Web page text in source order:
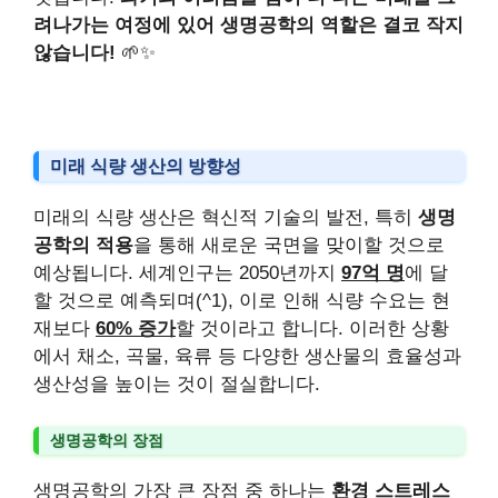
려나가는 여정에 있어 생명공학의 역할은 결코 작지
않습니다! 🌱✨
미래 식량 생산의 방향성
미래의 식량 생산은 혁신적 기술의 발전, 특히 생명
공학의 적용을 통해 새로운 국면을 맞이할 것으로
예상됩니다. 세계인구는 2050년까지 97억 명에 달
할 것으로 예측되며(^1), 이로 인해 식량 수요는 현
재보다 60% 증가할 것이라고 합니다. 이러한 상황
에서 채소, 곡물, 육류 등 다양한 생산물의 효율성과
생산성을 높이는 것이 절실합니다.
생명공학의 장점
생명공학의 가장 큰 장점 중 하나는 환경 스트레스